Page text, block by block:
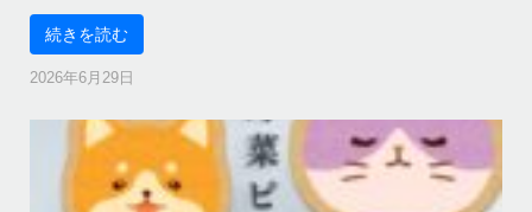
続きを読む
2026年6月29日